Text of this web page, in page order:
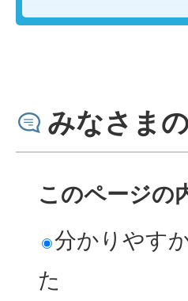
みなさま
このページの
分かりやす
た